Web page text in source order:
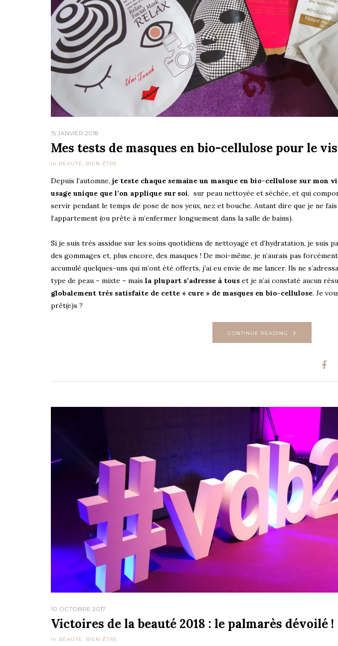
15 JANVIER 2018
Mes tests de masques en bio-cellulose pour le
In BEAUTÉ, BIEN-ÊTRE
Depuis l’automne, je teste chaque semaine un masque en bio-cellulose sur mon
usage unique que l’on applique sur soi, sur peau nettoyée et séchée, et qui
servir pendant le temps de pose de nos yeux, nez et bouche. Autant dire que je ne
l’appartement (ou prête à m’enfermer longuement dans la salle de bains).
Si je suis très assidue sur les soins quotidiens de nettoyage et d’hydratation, je suis
des gommages et, plus encore, des masques ! De moi-même, je n’aurais pas
accumulé quelques-uns qui m’ont été offerts, j’ai eu envie de me lancer. Ils ne
type de peau – mixte – mais la plupart s’adresse à tous et je n’ai constaté aucun
globalement très satisfaite de cette « cure » de masques en bio-cellulose. Je
prêt(e)s ?
CONTINUE READING
10 OCTOBRE 2017
Victoires de la beauté 2018 : le palmarès dévoilé !
In BEAUTÉ, BIEN-ÊTRE